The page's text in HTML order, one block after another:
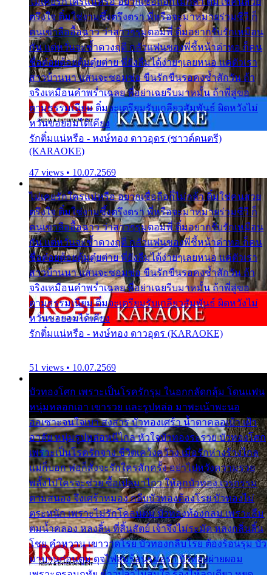
ตรึงใจ ติ๋มใช่งามซึ้งตรึงตรา พี่หรือจะมาหมายร่วมชีวี ก็
คนเขาลืออื้อฉาว ว่าสาวๆรุมตอมพี่ ติ๋มอยากรับรักเหมือน
กัน แต่หวั่นจะช้ำดวงฤดี กลัวแฟนของพี่ชี้หน้าด่าทอ ก็คน
ชื่อต๋อยต้อยตุ้มตุ๋ยต่าย พี่ยังลืมได้ง่ายๆเลยหนอ แค่ตัวเรา
สาวบ้านนา แสนจะซอมซ่อ ขืนรักขืนรอคงช้ำสักวัน ถ้า
จริงเหมือนคำพร่ำเฉลย พี่อย่าเฉยรีบมาหมั้น ถ้าพี่สู่ขอ
ตามธรรมเนียม ติ๋มจะเตรียมรับเกลียวสัมพันธ์ ผิดหวังไม่
หวั่นขอยอมได้เคียง
รักติ๋มแน่หรือ - หงษ์ทอง ดาวอุดร (ซาวด์ดนตรี)
(KARAOKE)
47 views • 10.07.2569
ไม่เคยรักใครแน่หรือ อยากเชื่อถือก็ไม่กล้า ติ๋มใช่คนสวย
ตรึงใจ ติ๋มใช่งามซึ้งตรึงตรา พี่หรือจะมาหมายร่วมชีวี ก็
คนเขาลืออื้อฉาว ว่าสาวๆรุมตอมพี่ ติ๋มอยากรับรักเหมือน
กัน แต่หวั่นจะช้ำดวงฤดี กลัวแฟนของพี่ชี้หน้าด่าทอ ก็คน
ชื่อต๋อยต้อยตุ้มตุ๋ยต่าย พี่ยังลืมได้ง่ายๆเลยหนอ แค่ตัวเรา
สาวบ้านนา แสนจะซอมซ่อ ขืนรักขืนรอคงช้ำสักวัน ถ้า
จริงเหมือนคำพร่ำเฉลย พี่อย่าเฉยรีบมาหมั้น ถ้าพี่สู่ขอ
ตามธรรมเนียม ติ๋มจะเตรียมรับเกลียวสัมพันธ์ ผิดหวังไม่
หวั่นขอยอมได้เคียง
รักติ๋มแน่หรือ - หงษ์ทอง ดาวอุดร (KARAOKE)
51 views • 10.07.2569
บัวทองโศก เพราะเป็นโรครักรุม ในอกกลัดกลุ้ม โดนแฟน
หนุ่มหลอกเอา เขารวย และรูปหล่อ มาพะเน้าพะนอ
ออเซาะจนใจเบา สงสาร บัวทองเศร้า น้ำตาคลอเบ้า เฝ้า
อาลัย หนุ่มรูปหล่อหนีไกล หัวใจบัวทองระรวย บัวทองโศก
เพราะเป็นโรครักจาง ชีวิตเคว้งคว้าง เมื่อรักห่างร้างไกล
แม่ก็บอก พ่อก็สั่งจะรักใครสักครั้ง อย่าไปหวังความรวย
พลั้งไปใครจะช่วย ซื้อเปลมาไกว ให้ลูกบัวทอง เวรกรรม
ตามสนอง จึงเศร้าหมอง กลีบบัวทองต้องโรย บัวทองไม่
ตระหนัก เพราะไม่รักโคลนตม บัวทองท้องกลม เพราะลืม
ตมน้ำคลอง หลงลิ้น ที่สิ้นสัตย์ เจ้าจึงไม่ระมัด หลงกลิ่นลิ้น
โชย คำหวาน เขาวาดโรย บัวทองกลีบโรย ต้องร้อนรุม บัว
มาบานก่อนตูม ดุจไฟสุมร้อนรุมอุรา บัวทองผ่ายผอม